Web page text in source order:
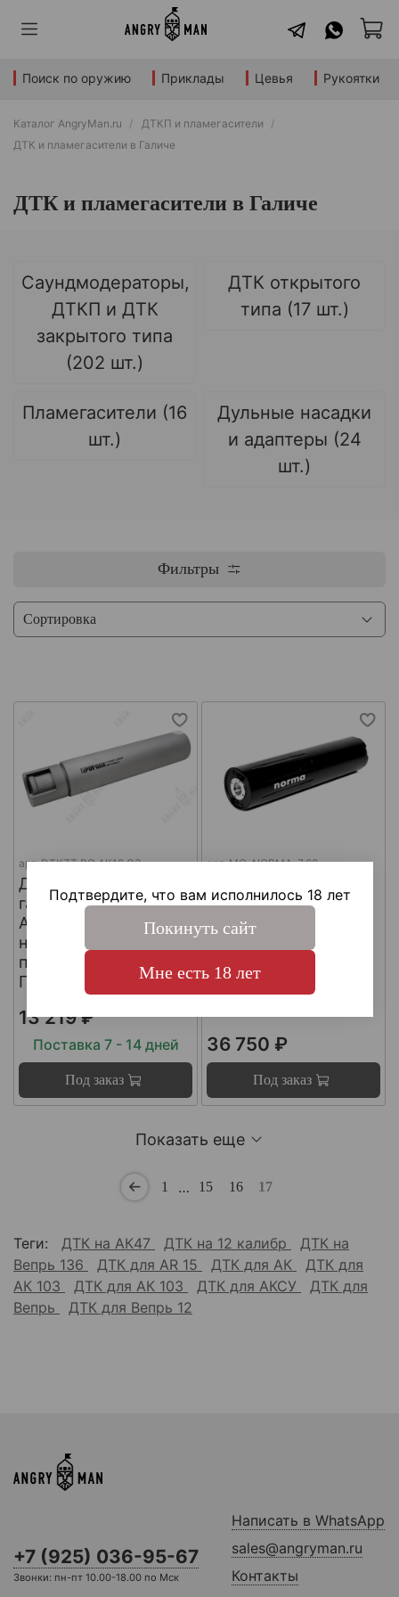
Поиск по оружию Приклады Цевья Рукоятки
Каталог AngryMan.ru
ДТКП и пламегасители
ДТК и пламегасители в Галиче
ДТК и пламегасители в Галиче
Саундмодераторы,
ДТКП и ДТК
закрытого типа
(202 шт.)
ДТК открытого
типа (17 шт.)
Пламегасители (16
шт.)
Дульные насадки
и адаптеры (24
шт.)
Фильтры
арт.DTKZT PG АК12 G3
ДТКП
газоразгруженный на
АК12 G3 (с
несъемным
пламегасителем) ,
Пафган / PufGun
13 219 ₽
Поставка 7 - 14 дней
Под заказ
арт.MG-NORMA-7.62
газоразгруженный
"NORMA" на
карабины, калибр
30-06, Matilda MG
36 750 ₽
Под заказ
Показать еще
1 … 15 16 17
Теги: ДТК на АК47 ДТК на 12 калибр
ДТК на
Вепрь 136
ДТК для AR 15 ДТК для АК
ДТК для
АК 103
ДТК для АК 103 ДТК для АКСУ
ДТК для
Вепрь
ДТК для Вепрь 12
+7 (925) 036-95-67
Звонки: пн-пт 10.00-18.00 по Мск
Написать в WhatsApp
sales@angryman.ru
Контакты
Подтвердите, что вам исполнилось 18 лет
Покинуть сайт
Мне есть 18 лет